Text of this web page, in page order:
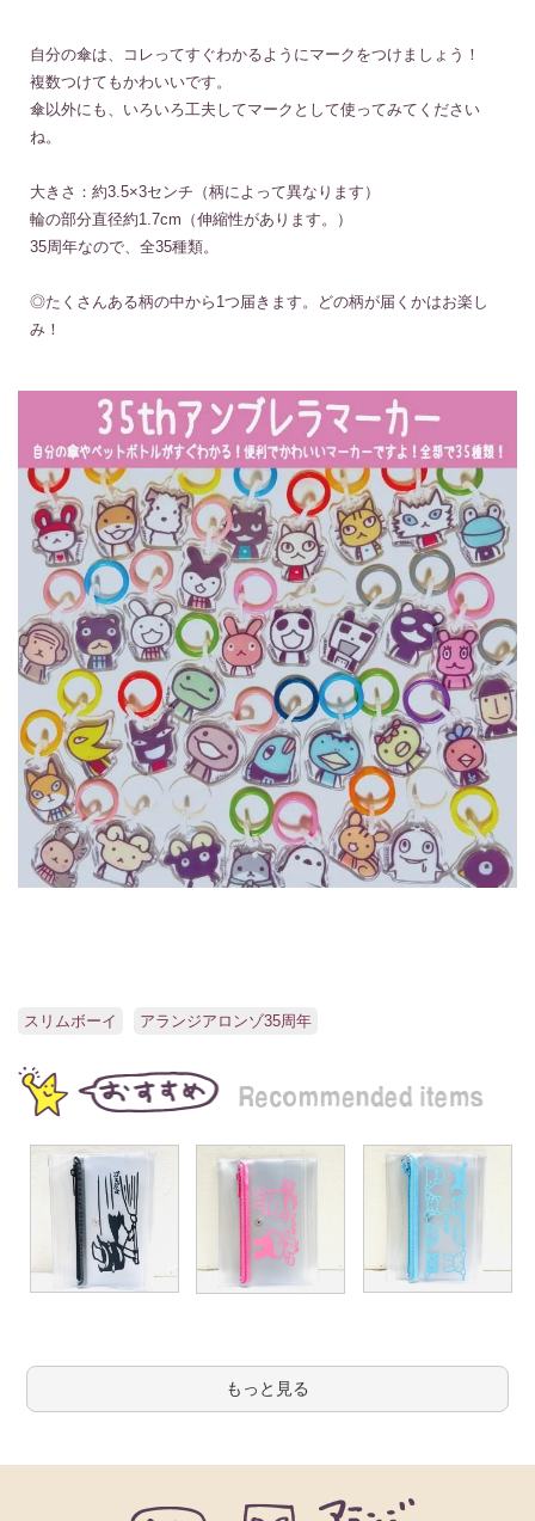
自分の傘は、コレってすぐわかるようにマークをつけましょう！
複数つけてもかわいいです。
傘以外にも、いろいろ工夫してマークとして使ってみてください
ね。
大きさ：約3.5×3センチ（柄によって異なります）
輪の部分直径約1.7cm（伸縮性があります。）
35周年なので、全35種類。
◎たくさんある柄の中から1つ届きます。どの柄が届くかはお楽し
み！
スリムボーイ アランジアロンゾ35周年
もっと見る